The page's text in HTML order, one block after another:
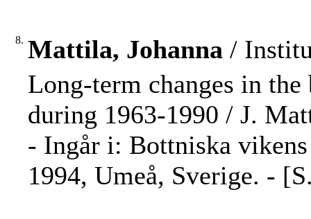
8. Mattila, Johanna /
Long-term changes in
during 1963-1990 / J.
- Ingår i: Bottniska
1994, Umeå, Sverige. -